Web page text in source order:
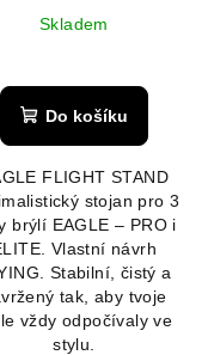
Skladem
Do košíku
FLIGHT STAND
stojan pro 3
brýlí EAGLE – PRO i
Vlastní návrh
Stabilní, čistý a
tak, aby tvoje
vždy odpočívaly ve
stylu.